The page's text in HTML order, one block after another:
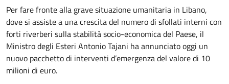
Per fare fronte alla grave situazione umanitaria in Libano,
dove si assiste a una crescita del numero di sfollati interni con
forti riverberi sulla stabilità socio-economica del Paese, il
Ministro degli Esteri Antonio Tajani ha annunciato oggi un
nuovo pacchetto di interventi d’emergenza del valore di 10
milioni di euro.